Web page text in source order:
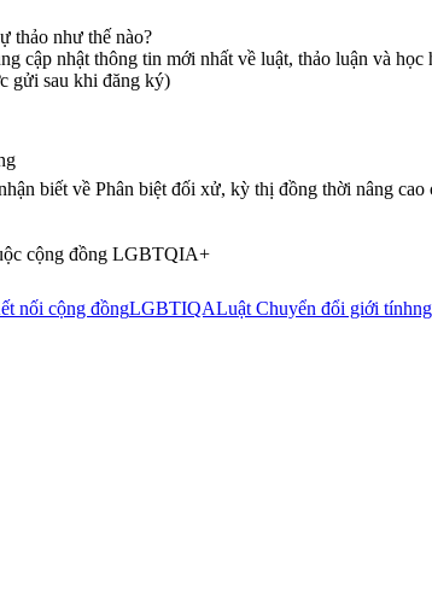
thảo như thế nào?
cập nhật thông tin mới nhất về luật, thảo luận và
gửi sau khi đăng ký)
biết về Phân biệt đối xử, kỳ thị đồng thời nâng
cộng đồng LGBTQIA+
nối cộng đồngLGBTIQALuật Chuyển đổi giới tính